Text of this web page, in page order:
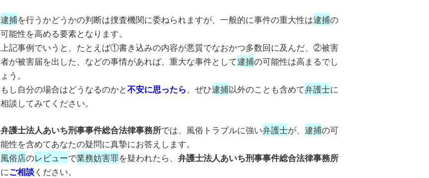
逮捕を行うかどうかの判断は捜査機関に委ねられますが、一般的に事件の重大性は逮捕の
可能性を高める要素となります。
上記事例でいうと、たとえば①書き込みの内容が悪質でなおかつ多数回に及んだ、②被害
者が被害届を出した、などの事情があれば、重大な事件として逮捕の可能性は高まるでし
ょう。
もし自分の場合はどうなるのかと不安に思ったら、ぜひ逮捕以外のことも含めて弁護士に
相談してみてください。
弁護士法人あいち刑事事件総合法律事務所では、風俗トラブルに強い弁護士が、 逮捕の可
能性を含めてあなたの疑問に真摯にお答えします。
風俗店のレビューで業務妨害罪を疑われたら、 弁護士法人あいち刑事事件総合法律事務所
にご相談ください。